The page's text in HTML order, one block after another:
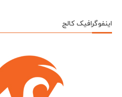
اینفوگرافیک کالج